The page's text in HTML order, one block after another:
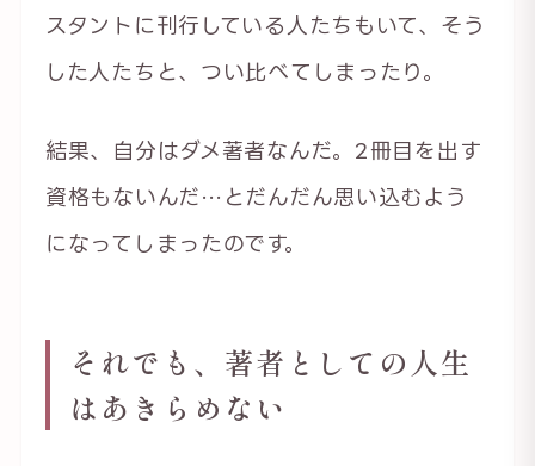
スタントに刊行している人たちもいて、そう
した人たちと、つい比べてしまったり。
結果、自分はダメ著者なんだ。2冊目を出す
資格もないんだ…とだんだん思い込むよう
になってしまったのです。
それでも、著者としての人生
はあきらめない